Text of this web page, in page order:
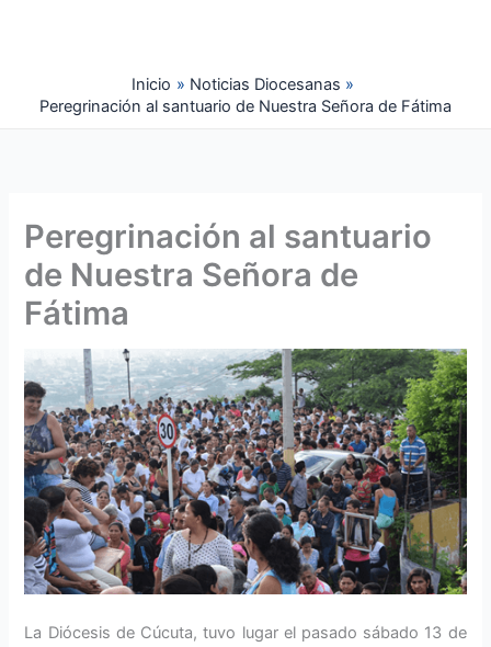
Inicio
Noticias Diocesanas
Peregrinación al santuario de Nuestra Señora de Fátima
Peregrinación al santuario
de Nuestra Señora de
Fátima
La Diócesis de Cúcuta, tuvo lugar el pasado sábado 13 de